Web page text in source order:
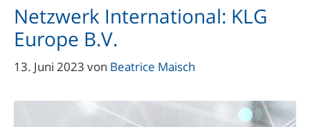
Netzwerk International: KLG
Europe B.V.
13. Juni 2023 von Beatrice Maisch